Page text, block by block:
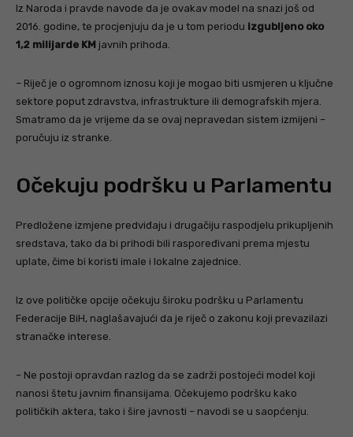
Iz Naroda i pravde navode da je ovakav model na snazi još od
2016. godine, te procjenjuju da je u tom periodu izgubljeno oko
1,2 milijarde KM javnih prihoda.
– Riječ je o ogromnom iznosu koji je mogao biti usmjeren u ključne
sektore poput zdravstva, infrastrukture ili demografskih mjera.
Smatramo da je vrijeme da se ovaj nepravedan sistem izmijeni –
poručuju iz stranke.
Očekuju podršku u Parlamentu
Predložene izmjene predviđaju i drugačiju raspodjelu prikupljenih
sredstava, tako da bi prihodi bili raspoređivani prema mjestu
uplate, čime bi koristi imale i lokalne zajednice.
Iz ove političke opcije očekuju široku podršku u Parlamentu
Federacije BiH, naglašavajući da je riječ o zakonu koji prevazilazi
stranačke interese.
– Ne postoji opravdan razlog da se zadrži postojeći model koji
nanosi štetu javnim finansijama. Očekujemo podršku kako
političkih aktera, tako i šire javnosti – navodi se u saopćenju.